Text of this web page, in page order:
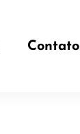
Contato